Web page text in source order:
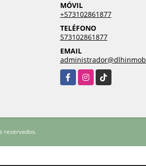
MÓVIL
+573102861877
TELÉFONO
573102861877
EMAIL
FacebookInstagram
TikTok
reservados.